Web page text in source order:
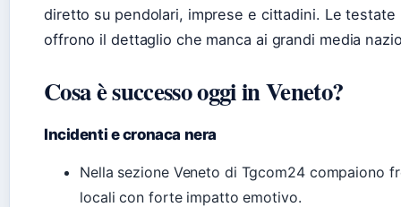
diretto su pendolari, imprese e cittadini. Le
offrono il dettaglio che manca ai grandi media
Cosa è successo oggi in Veneto?
Incidenti e cronaca nera
Nella sezione Veneto di Tgcom24 compaiono
locali con forte impatto emotivo.